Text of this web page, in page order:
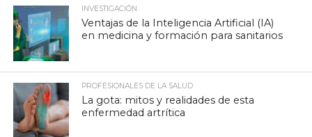
INVESTIGACIÓN
Ventajas de la Inteligencia Artificial (IA)
en medicina y formación para sanitarios
PROFESIONALES DE LA SALUD
La gota: mitos y realidades de esta
enfermedad artrítica